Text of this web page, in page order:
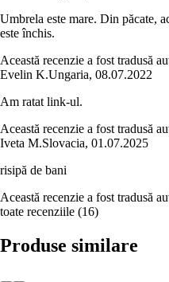
Umbrela este mare. Din păcate,
este închis.
Această recenzie a fost tradusă
Evelin K.Ungaria, 08.07.2022
Am ratat link-ul.
Această recenzie a fost tradusă
Iveta M.Slovacia, 01.07.2025
risipă de bani
Această recenzie a fost tradusă
toate recenziile (16)
Produse similare